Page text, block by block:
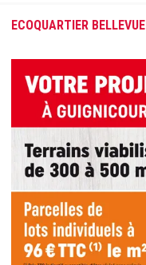
ECOQUARTIER BELLEVUE